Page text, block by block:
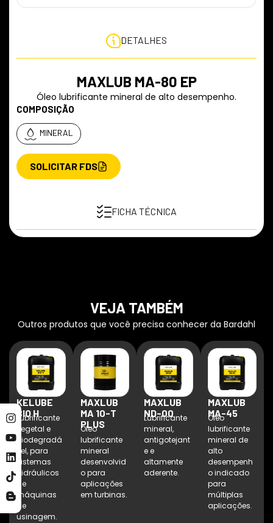
DETALHES
FICHA TÉCNICA
MAXLUB MA-80 EP
Óleo lubrificante mineral de alto desempenho.
COMPOSIÇÃO
MINERAL
SOLICITAR FDS
VEJA TAMBÉM
Outros produtos que você precisa conhecer da Bardahl
KELUBE
BIO H
Lubrificante
vegetal e
biodegradá
vel, para
sistemas
hidráulicos
de
máquinas
de
usinagem.
MAXLUB
MA 10-T
PLUS
Óleo
lubrificante
mineral
desenvolvid
o para
aplicações
em turbinas.
MAXLUB
ND-00
Lubrificante
mineral,
antigotejant
e e
altamente
aderente.
MAXLUB
MA-45
Óleo
lubrificante
mineral de
alto
desempenh
o indicado
para
múltiplas
aplicações.